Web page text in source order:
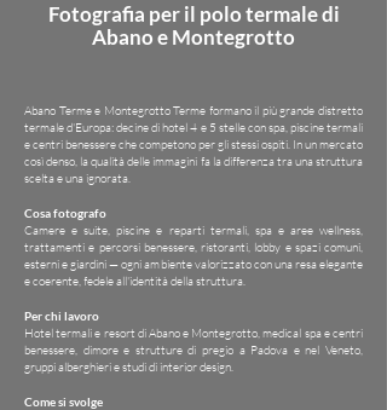
Fotografia per il polo termale di
Abano e Montegrotto
Abano Terme e Montegrotto Terme formano il più grande distretto
termale d'Europa: decine di hotel 4 e 5 stelle con spa, piscine termali
e centri benessere che competono per gli stessi ospiti. In un mercato
così denso, la qualità delle immagini fa la differenza tra una struttura
scelta e una ignorata.
Cosa fotografo
Camere e suite, piscine e reparti termali, spa e aree wellness,
trattamenti e percorsi benessere, ristoranti, lobby e spazi comuni,
esterni e giardini — ogni ambiente valorizzato con una resa elegante
e coerente, fedele all'identità della struttura.
Per chi lavoro
Hotel termali e resort di Abano e Montegrotto, medical spa e centri
benessere, dimore e strutture di pregio a Padova e nel Veneto,
gruppi alberghieri e studi di interior design.
Come si svolge